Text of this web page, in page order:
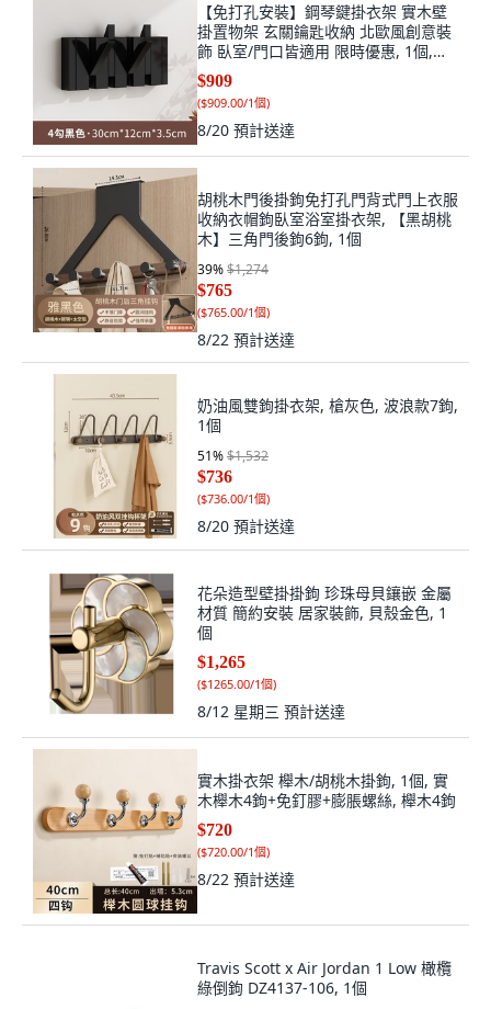
【免打孔安裝】鋼琴鍵掛衣架 實木壁
掛置物架 玄關鑰匙收納 北歐風創意裝
飾 臥室/門口皆適用 限時優惠, 1個,
【4勾鋼琴鍵款】-黑色櫸木
$909
($909.00/1個)
8/20 預計送達
胡桃木門後掛鉤免打孔門背式門上衣服
收納衣帽鉤臥室浴室掛衣架, 【黑胡桃
木】三角門後鉤6鉤, 1個
39%$1,274
$765
($765.00/1個)
8/22 預計送達
奶油風雙鉤掛衣架, 槍灰色, 波浪款7鉤,
1個
51%$1,532
$736
($736.00/1個)
8/20 預計送達
花朵造型壁掛掛鉤 珍珠母貝鑲嵌 金屬
材質 簡約安裝 居家裝飾, 貝殼金色, 1
個
$1,265
($1265.00/1個)
8/12 星期三 預計送達
實木掛衣架 櫸木/胡桃木掛鉤, 1個, 實
木櫸木4鉤+免釘膠+膨脹螺絲, 櫸木4鉤
$720
($720.00/1個)
8/22 預計送達
Travis Scott x Air Jordan 1 Low 橄欖
綠倒鉤 DZ4137-106, 1個